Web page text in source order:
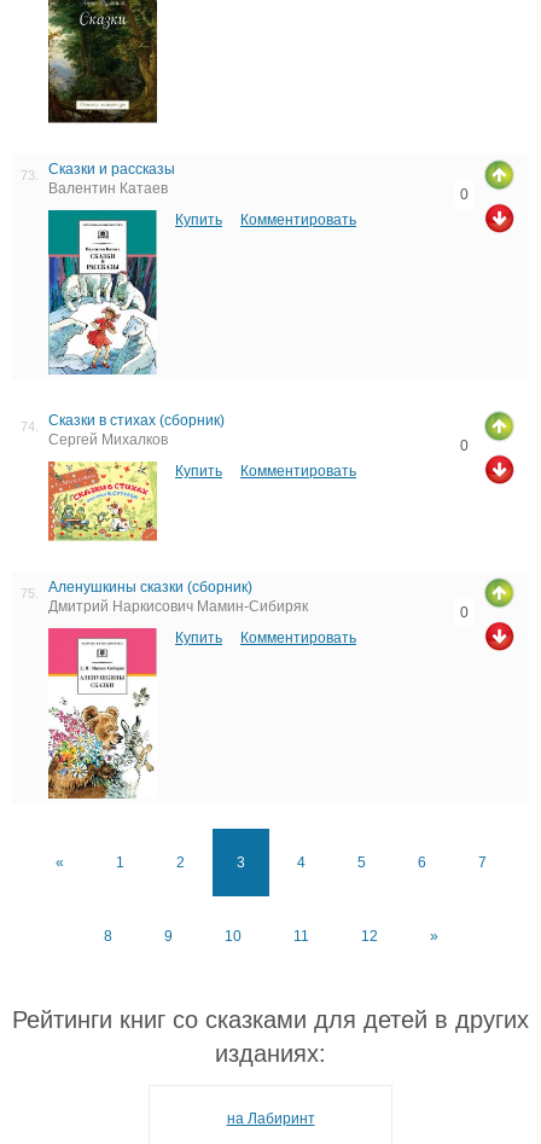
73.
Сказки и рассказы
Валентин Катаев
0
Купить
Комментировать
74.
Сказки в стихах (сборник)
Сергей Михалков
0
Купить
Комментировать
75.
Аленушкины сказки (сборник)
Дмитрий Наркисович Мамин-Сибиряк
0
Купить
Комментировать
« 1 2 3 4 5 6 7
8 9 10 11 12 »
Рейтинги книг со сказками для детей в других
изданиях:
на Лабиринт